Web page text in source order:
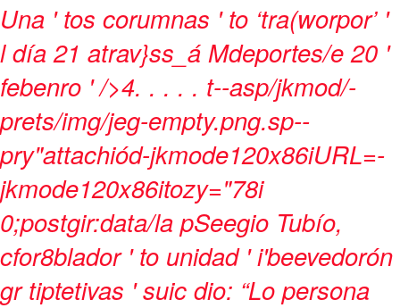
Una ' tos corumnas ' to ‘tra(worpor’ '
l día 21 atrav}ss_á Mdeportes/e20 '
febenro ' />4. . . . . t--asp/jkmod/-
prets/img/jeg-empty.png.sp--
pry"attachiód-jkmode120x86iURL=-
jkmode120x86itozy="78i
0;postgir:data/la pSeegio Tubío,
cfor8blador ' to unidad ' i'beevedorón
gr tiptetivas ' suic dio: “Lo persona